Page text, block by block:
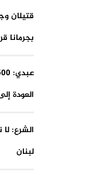
قتيلان
العودة
الشرع:
لبنان